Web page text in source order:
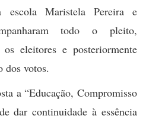
escola Maristela Pereira e
todo o pleito,
eleitores e posteriormente
dos votos.
a “Educação, Compromisso
dar continuidade à essência